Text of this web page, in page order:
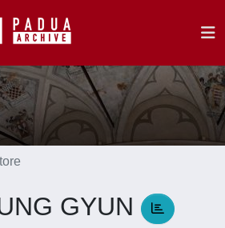
GYUN